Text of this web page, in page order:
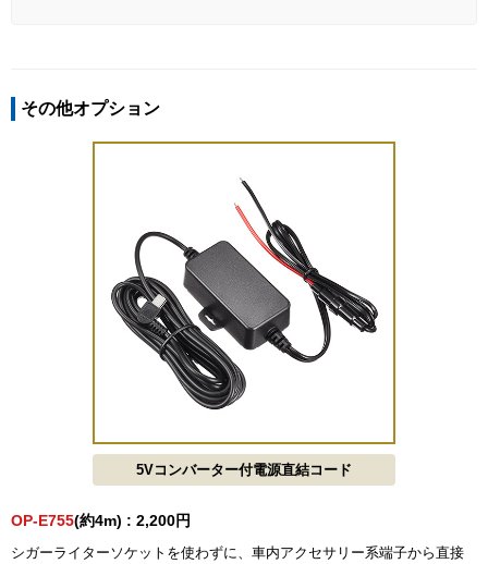
その他オプション
5Vコンバーター付電源直結コード
OP-E755(約4m) : 2,200円
シガーライターソケットを使わずに、車内アクセサリー系端子から直接